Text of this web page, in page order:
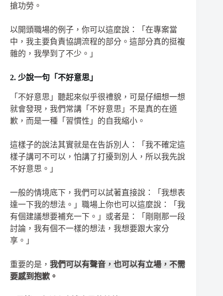
搶功勞。
以開頭職場的例子，你可以這麼說：「在專案當
中，我主要負責協調流程的部分。這部分真的挺複
雜的，我學到了不少。」
2. 少說一句「不好意思」
「不好意思」聽起來似乎很禮貌，可是仔細想一想
就會發現，我們常講「不好意思」不是真的在道
歉，而是一種「習慣性」的自我縮小。
這樣子的說法其實就是在告訴別人：「我不確定這
樣子講可不可以，怕講了打擾到別人，所以我先說
不好意思。」
一般的情境底下，我們可以試著直接說：「我想表
達一下我的想法。」職場上你也可以這麼說：「我
有個建議想要補充一下。」或者是：「剛剛那一段
討論，我有個不一樣的想法，我想要跟大家分
享。」
重要的是， 我們可以有聲音，也可以有立場，不需
要感到抱歉 。